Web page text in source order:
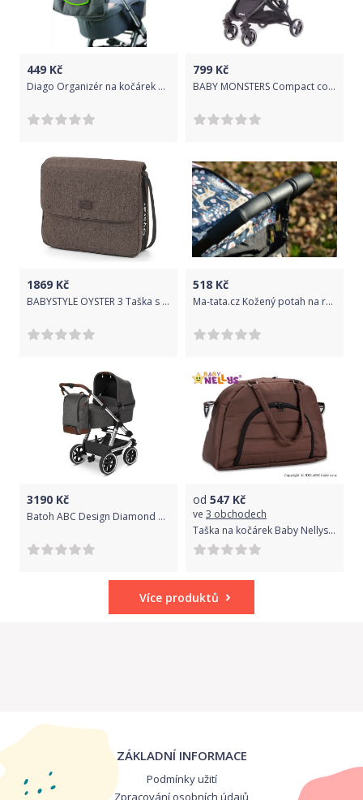
449 Kč
Diago Organizér na kočárek DELUXE zelená/ šedá
799 Kč
BABY MONSTERS Compact color pack fialový
1869 Kč
BABYSTYLE OYSTER 3 Taška s přebalovací podložkou Truffle
518 Kč
Ma-tata.cz Kožený potah na rukojeť kočárku - rodič Značka kočárku: Valco Snap 4, Barva: krémová, Model kočárku: Duo
3190 Kč
Batoh ABC Design Diamond Tour Asphalt 2020
od 547 Kč
ve 3 obchodech
Taška na kočárek Baby Nellys ® ADELA LUX - hnědá
Více produktů
ZÁKLADNÍ INFORMACE
Podmínky užití
Zpracování osobních údajů